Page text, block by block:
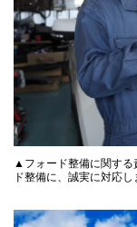
▲フォード整備に関する
ド整備に、誠実に対応し